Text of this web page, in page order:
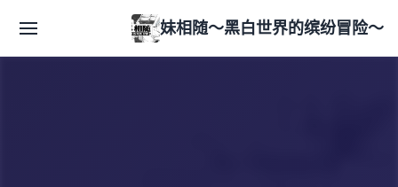
妹相随～黑白世界的缤纷冒险～